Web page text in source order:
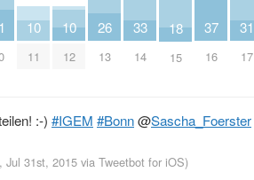
10
11
10
12
26
13
33
14
18
15
37
16
31
17
:-) #IGEM #Bonn@Sascha_Foerster
Jul 31st, 2015 via Tweetbot for iΟS)